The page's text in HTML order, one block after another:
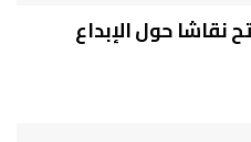
نقاشا حول الإبداع